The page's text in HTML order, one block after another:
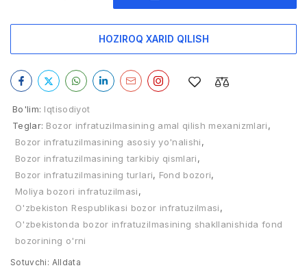
HOZIROQ XARID QILISH
Bo'lim: Iqtisodiyot
Teglar: Bozor infratuzilmasining amal qilish mexanizmlari,
Bozor infratuzilmasining asosiy yo'nalishi,
Bozor infratuzilmasining tarkibiy qismlari,
Bozor infratuzilmasining turlari, Fond bozori,
Moliya bozori infratuzilmasi,
O'zbekiston Respublikasi bozor infratuzilmasi,
O'zbekistonda bozor infratuzilmasining shakllanishida fond
bozorining o'rni
Sotuvchi: Alldata